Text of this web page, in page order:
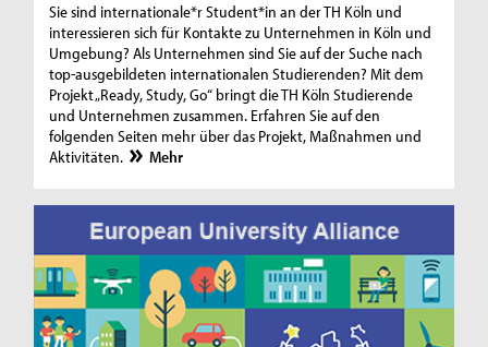
Sie sind internationale*r Student*in an der TH Köln und
interessieren sich für Kontakte zu Unternehmen in Köln und
Umgebung? Als Unternehmen sind Sie auf der Suche nach
top-ausgebildeten internationalen Studierenden? Mit dem
Projekt „Ready, Study, Go“ bringt die TH Köln Studierende
und Unternehmen zusammen. Erfahren Sie auf den
folgenden Seiten mehr über das Projekt, Maßnahmen und
Aktivitäten.
Mehr